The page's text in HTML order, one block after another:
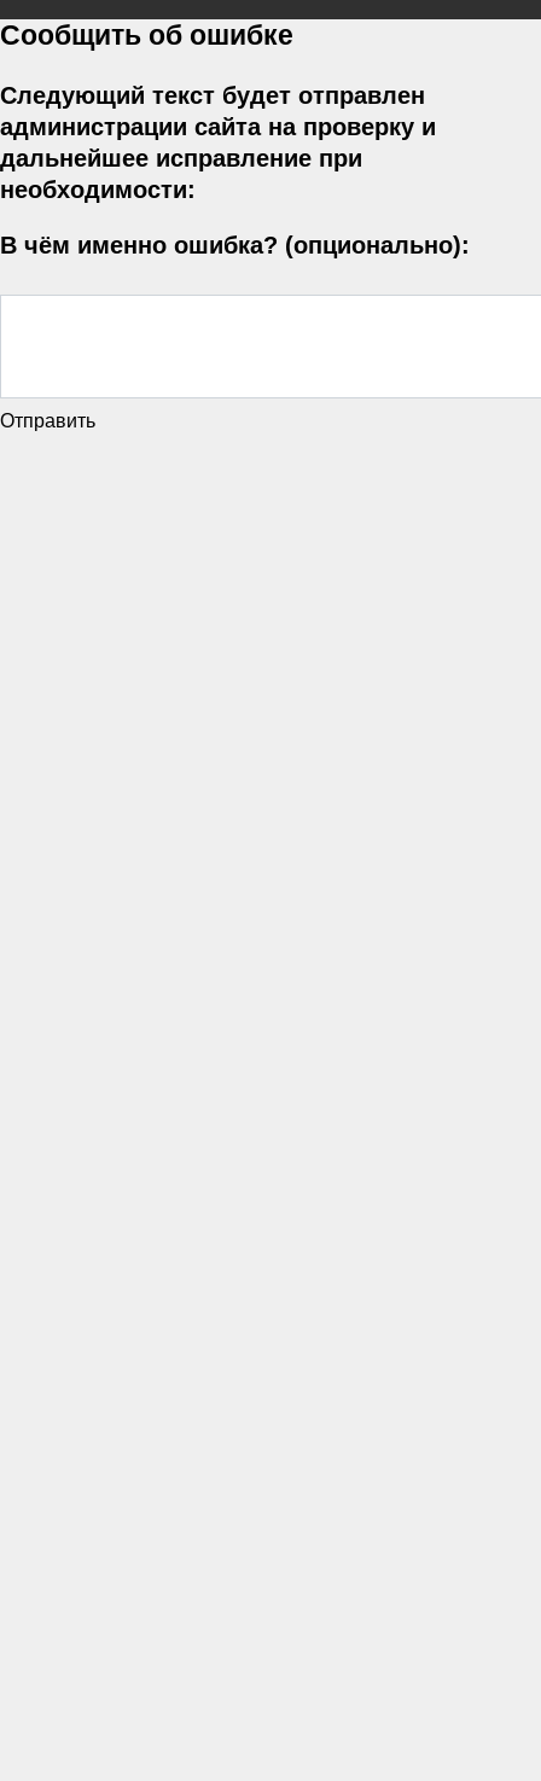
Сообщить об ошибке
Следующий текст будет отправлен
администрации сайта на проверку и
дальнейшее исправление при
необходимости:
В чём именно ошибка? (опционально):
Отправить